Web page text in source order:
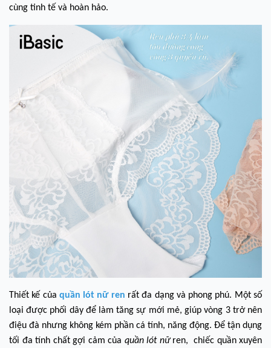
cùng tinh tế và hoàn hảo.
Thiết kế của quần lót nữ ren rất đa dạng và phong phú. Một số
loại được phối dây để làm tăng sự mới mẻ, giúp vòng 3 trở nên
điệu đà nhưng không kém phần cá tính, năng động. Để tận dụng
tối đa tính chất gợi cảm của quần lót nữren, chiếc quần xuyên